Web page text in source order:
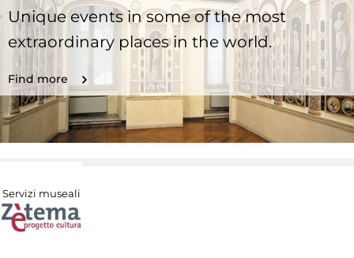
Unique events in some of the most
extraordinary places in the world.
Find more
Servizi museali